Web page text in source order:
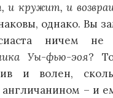
и кружит, и
однако. Вы
ничем
Уы-фью-эоя?
и волен,
– и